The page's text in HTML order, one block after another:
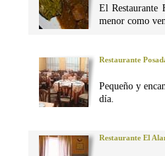
El Restaurante
menor como
Restaurante
Pequeño y
día.
Restaurante El